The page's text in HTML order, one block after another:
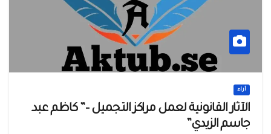
أراء
الآثار القانونية لعمل مراكز التجميل –” كاظم عبد
جاسم الزيدي”